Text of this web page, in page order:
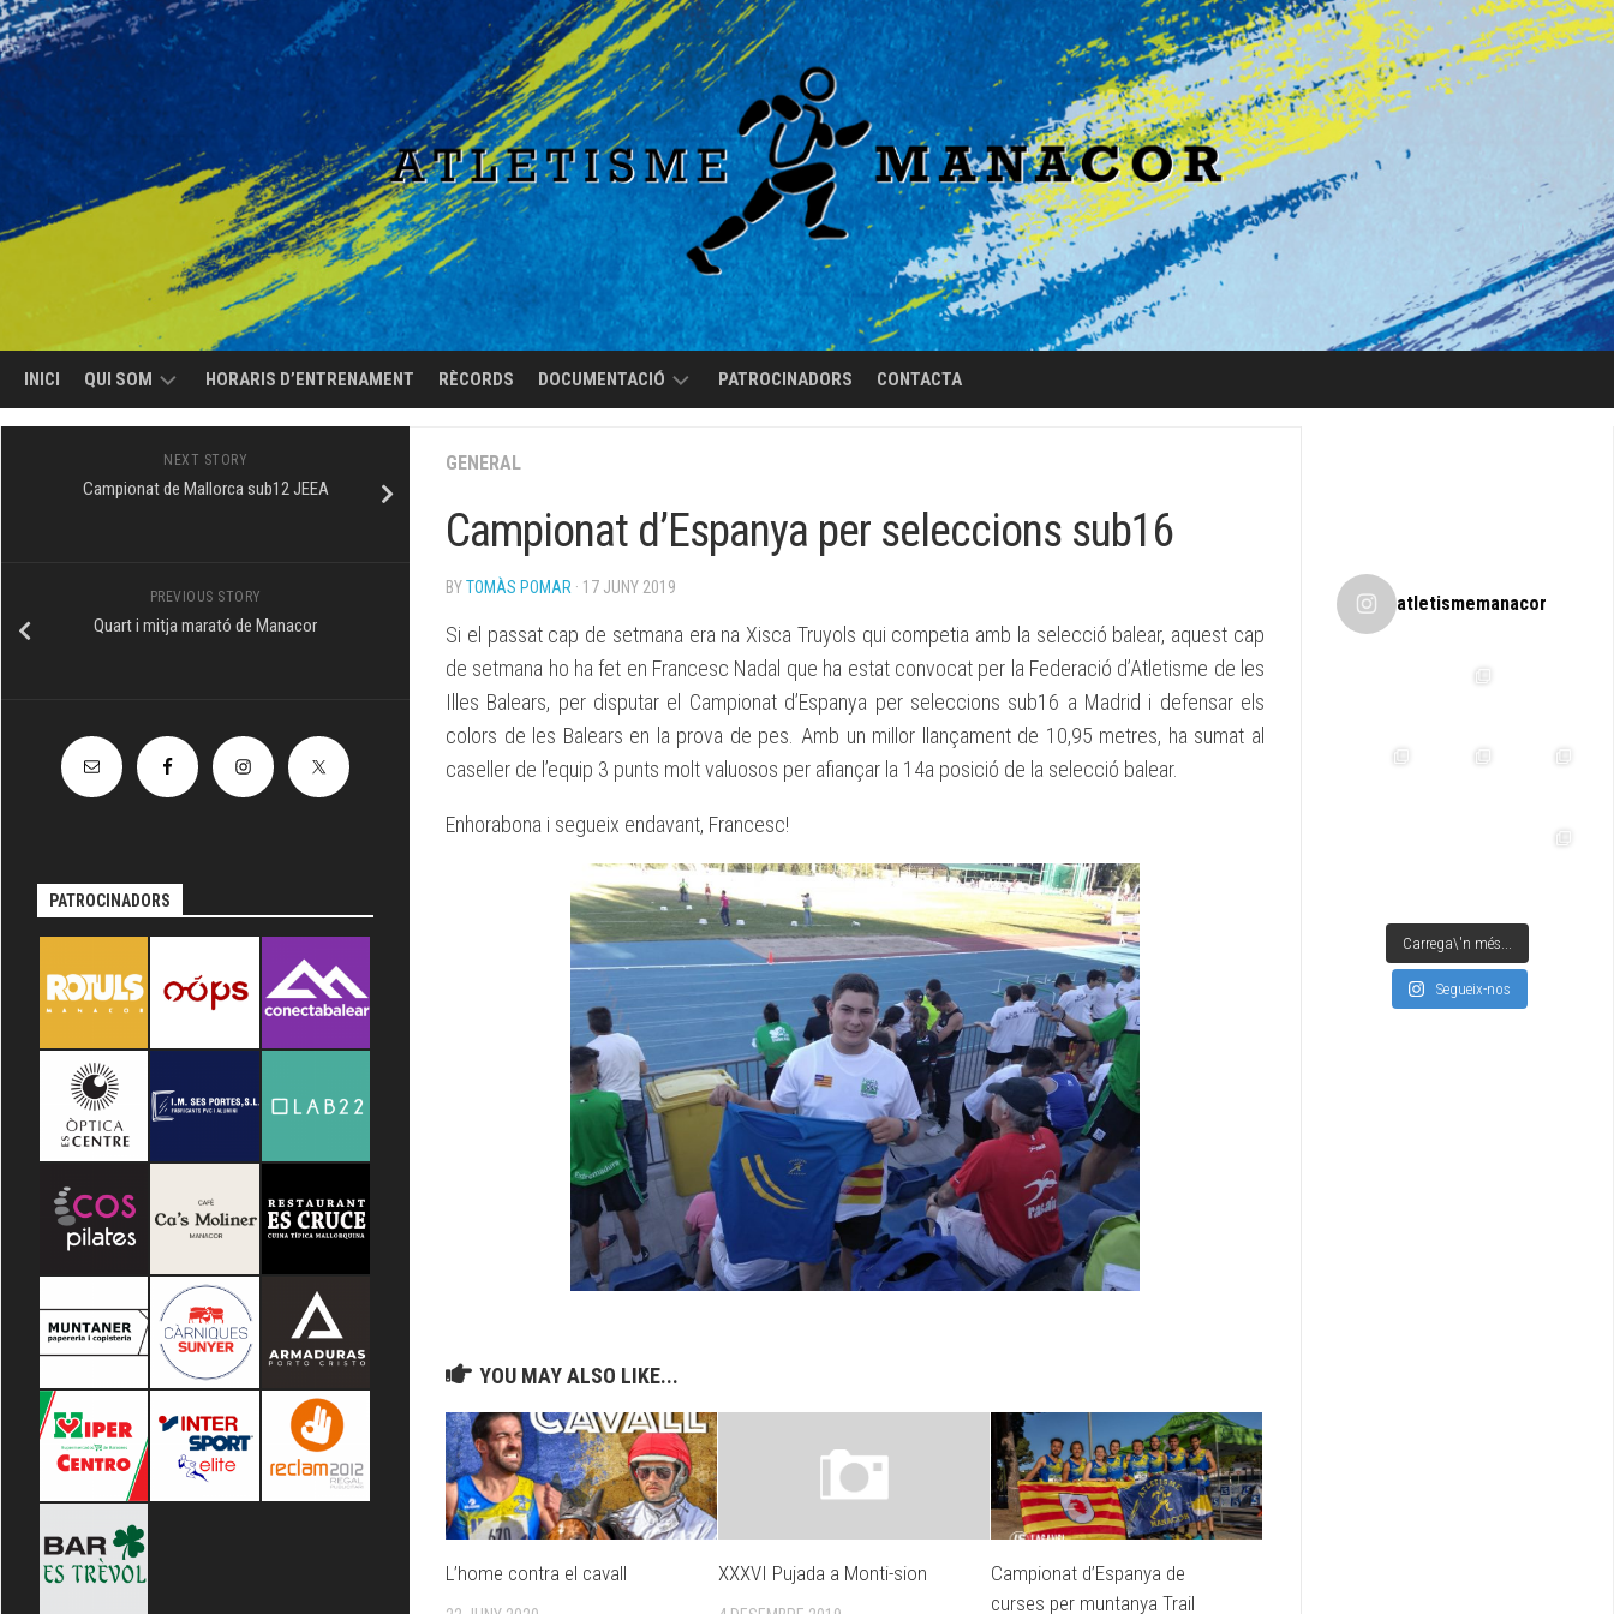
Skip
to
content
INICI QUI SOM HORARIS D’ENTRENAMENT RÈCORDS DOCUMENTACIÓ
INTERN
BECA
CLUB
ATLETISME
PATROCINADORS CONTACTA
GENERAL
Campionat d’Espanya per seleccions sub16
BYTOMÀS POMAR · 17 JUNY 2019
Si el passat cap de setmana era na Xisca Truyols qui competia amb la selecció balear, aquest cap
de setmana ho ha fet en Francesc Nadal que ha estat convocat per la Federació d’Atletisme de les
Illes Balears, per disputar el Campionat d’Espanya per seleccions sub16 a Madrid i defensar els
colors de les Balears en la prova de pes. Amb un millor llançament de 10,95 metres, ha sumat al
caseller de l’equip 3 punts molt valuosos per afiançar la 14a posició de la selecció balear.
Enhorabona i segueix endavant, Francesc!
YOU MAY ALSO LIKE...
L’home contra el cavall XXXVI Pujada a Monti-sion
Campionat d’Espanya de
curses per muntanya Trail
NEXT STORY
Campionat de Mallorca sub12 JEEA
PREVIOUS STORY
Quart i mitja marató de Manacor
PATROCINADORS
atletismemanacor
Carrega\'n més...
Segueix-nos